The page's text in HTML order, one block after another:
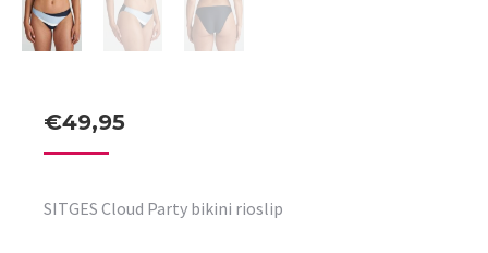
€49,95
SITGES Cloud Party bikini rioslip